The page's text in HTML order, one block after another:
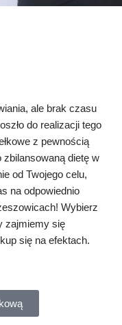
ale brak czasu
do realizacji tego
z pewnością
dietę w
od Twojego celu,
na odpowiednio
Wybierz
zajmiemy się
się na efektach.